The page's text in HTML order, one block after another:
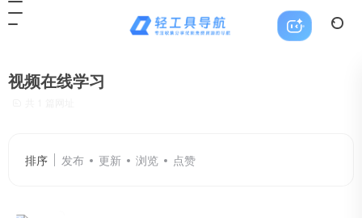
视频在线学习
排序 发布 更新 浏览 点赞